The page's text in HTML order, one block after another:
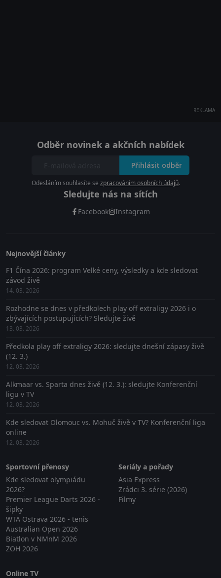
REKLAMA
Odběr novinek a akčních nabídek
Přihlásit odběr
Odesláním souhlasíte se zpracováním osobních údajů.
Sledujte nás na sítích
Facebook Instagram
Nejnovější články
F1 Čína 2026: program Velké ceny, výsledky a kde sledovat
závod živě
14. 03. 2026
Rozhodne se dnes v předkolech play off extraligy 2026 i o
zbývajících postupujících? Sledujte živě
13. 03. 2026
Předkola play off extraligy 2026: sledujte dnešní zápasy živě
(12. 3.)
12. 03. 2026
Alkmaar vs. Sparta dnes živě (12. 3.): sledujte Konferenční
ligu v TV
12. 03. 2026
Kde sledovat Olomouc vs. Mohuč živě v TV? Konferenční liga
online
12. 03. 2026
Sportovní přenosy
Kde sledovat olympiádu
2026?
Premier League Darts 2026 -
šipky
WTA Ostrava 2026 - tenis
Australian Open 2026
Biatlon v NMnM 2026
ZOH 2026
Seriály a pořady
Asia Express
Zrádci 3. série (2026)
Filmy
Online TV